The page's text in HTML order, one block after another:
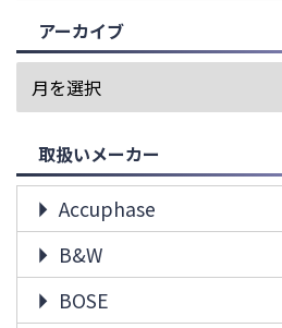
アーカイブ
取扱いメーカー
Accuphase
B&W
BOSE